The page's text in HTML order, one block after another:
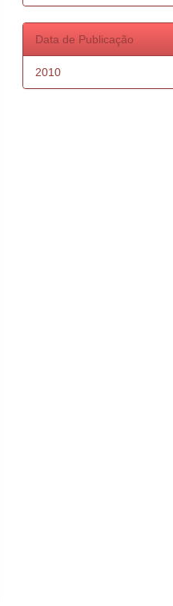
Data de Publicação
2010